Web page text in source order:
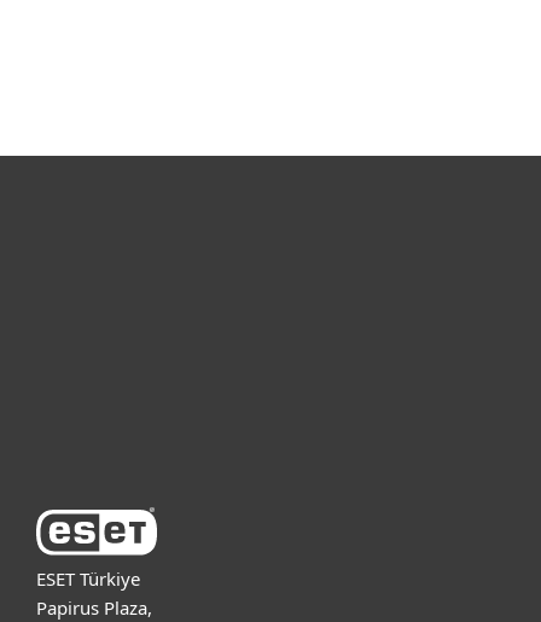
ESET Türkiye
Papirus Plaza,